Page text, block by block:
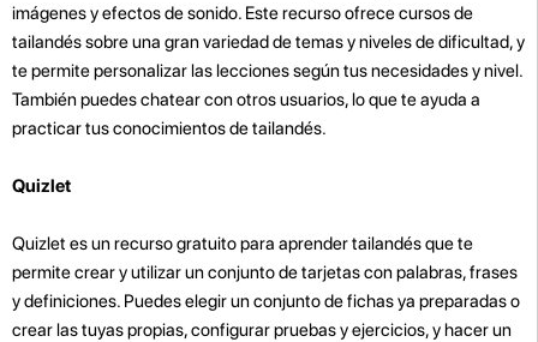
imágenes y efectos de sonido. Este recurso ofrece cursos de
tailandés sobre una gran variedad de temas y niveles de dificultad, y
te permite personalizar las lecciones según tus necesidades y nivel.
También puedes chatear con otros usuarios, lo que te ayuda a
practicar tus conocimientos de tailandés.
Quizlet
Quizlet es un recurso gratuito para aprender tailandés que te
permite crear y utilizar un conjunto de tarjetas con palabras, frases
y definiciones. Puedes elegir un conjunto de fichas ya preparadas o
crear las tuyas propias, configurar pruebas y ejercicios, y hacer un